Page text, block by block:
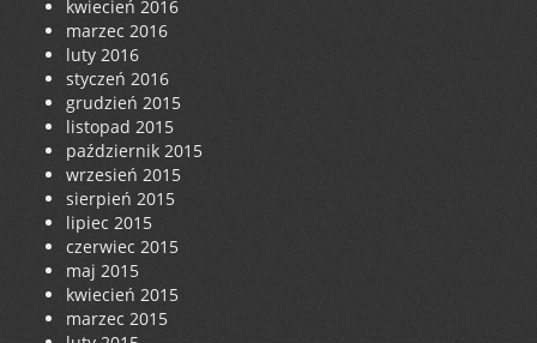
kwiecień 2016
marzec 2016
luty 2016
styczeń 2016
grudzień 2015
listopad 2015
październik 2015
wrzesień 2015
sierpień 2015
lipiec 2015
czerwiec 2015
maj 2015
kwiecień 2015
marzec 2015